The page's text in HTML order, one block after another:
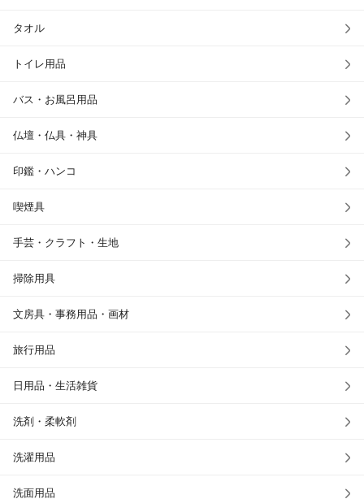
タオル
トイレ用品
バス・お風呂用品
仏壇・仏具・神具
印鑑・ハンコ
喫煙具
手芸・クラフト・生地
掃除用具
文房具・事務用品・画材
旅行用品
日用品・生活雑貨
洗剤・柔軟剤
洗濯用品
洗面用品